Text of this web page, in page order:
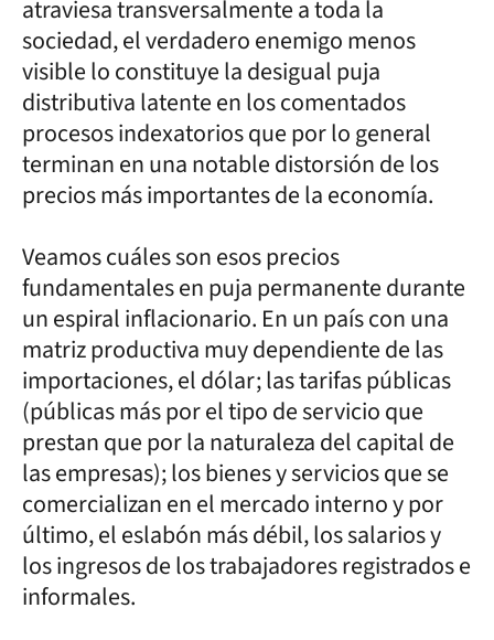
atraviesa transversalmente a toda la
sociedad, el verdadero enemigo menos
visible lo constituye la desigual puja
distributiva latente en los comentados
procesos indexatorios que por lo general
terminan en una notable distorsión de los
precios más importantes de la economía.
Veamos cuáles son esos precios
fundamentales en puja permanente durante
un espiral inflacionario. En un país con una
matriz productiva muy dependiente de las
importaciones, el dólar; las tarifas públicas
(públicas más por el tipo de servicio que
prestan que por la naturaleza del capital de
las empresas); los bienes y servicios que se
comercializan en el mercado interno y por
último, el eslabón más débil, los salarios y
los ingresos de los trabajadores registrados e
informales.